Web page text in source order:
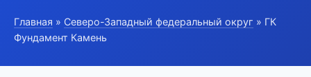
Главная » Северо-Западный федеральный округ » ГК
Фундамент Камень